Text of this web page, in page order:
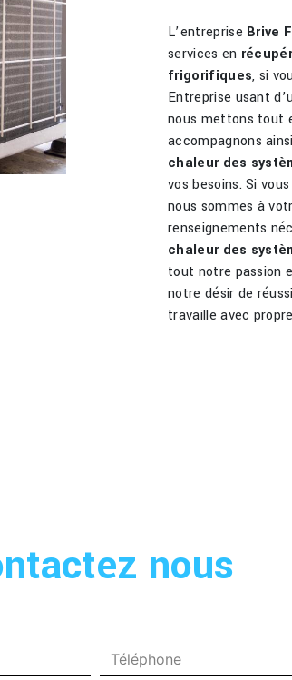
L’entreprise Brive
services en
frigorifiques, si
Entreprise usant
nous mettons tout
accompagnons
chaleur des
vos besoins. Si
nous sommes à
renseignements
chaleur des
tout notre passion
notre désir de
travaille avec
nous